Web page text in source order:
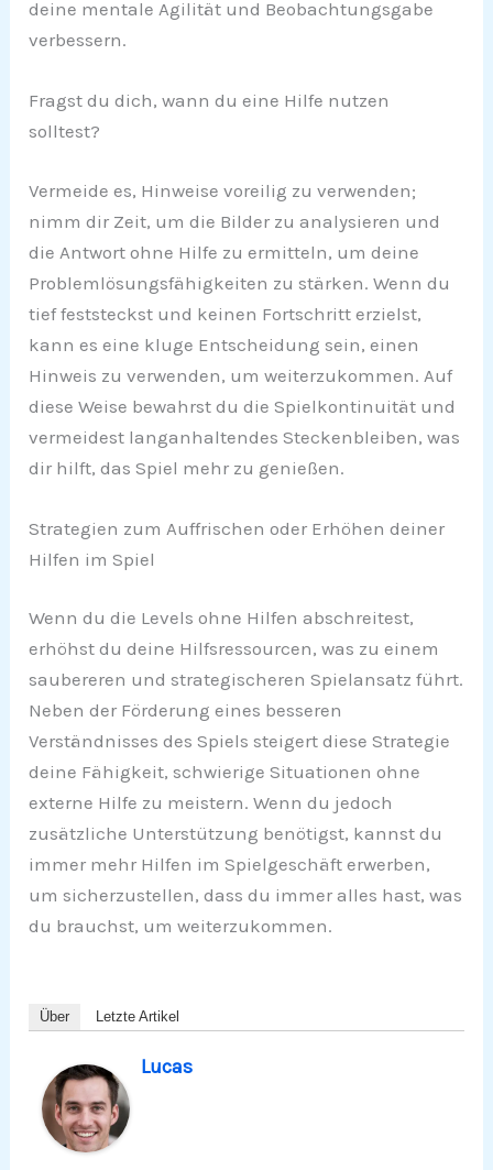
deine mentale Agilität und Beobachtungsgabe
verbessern.
Fragst du dich, wann du eine Hilfe nutzen
solltest?
Vermeide es, Hinweise voreilig zu verwenden;
nimm dir Zeit, um die Bilder zu analysieren und
die Antwort ohne Hilfe zu ermitteln, um deine
Problemlösungsfähigkeiten zu stärken. Wenn du
tief feststeckst und keinen Fortschritt erzielst,
kann es eine kluge Entscheidung sein, einen
Hinweis zu verwenden, um weiterzukommen. Auf
diese Weise bewahrst du die Spielkontinuität und
vermeidest langanhaltendes Steckenbleiben, was
dir hilft, das Spiel mehr zu genießen.
Strategien zum Auffrischen oder Erhöhen deiner
Hilfen im Spiel
Wenn du die Levels ohne Hilfen abschreitest,
erhöhst du deine Hilfsressourcen, was zu einem
saubereren und strategischeren Spielansatz führt.
Neben der Förderung eines besseren
Verständnisses des Spiels steigert diese Strategie
deine Fähigkeit, schwierige Situationen ohne
externe Hilfe zu meistern. Wenn du jedoch
zusätzliche Unterstützung benötigst, kannst du
immer mehr Hilfen im Spielgeschäft erwerben,
um sicherzustellen, dass du immer alles hast, was
du brauchst, um weiterzukommen.
Über Letzte Artikel
Lucas